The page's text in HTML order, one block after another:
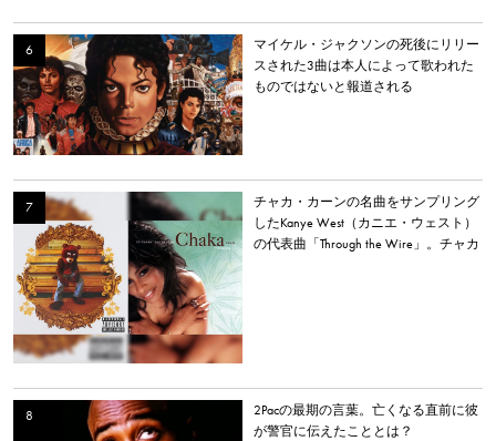
マイケル・ジャクソンの死後にリリー
スされた3曲は本人によって歌われた
ものではないと報道される
チャカ・カーンの名曲をサンプリング
したKanye West（カニエ・ウェスト）
の代表曲「Through the Wire」。チャカ
2Pacの最期の言葉。亡くなる直前に彼
が警官に伝えたこととは？